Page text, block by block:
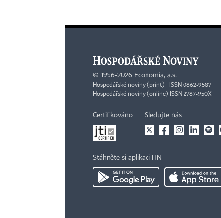
© 1996-2026 Economia, a.s.
Hospodářské noviny (print) ISSN 0862-9587
Hospodářské noviny (online) ISSN 2787-950X
Certifikováno Sledujte nás
Stáhněte si aplikaci HN